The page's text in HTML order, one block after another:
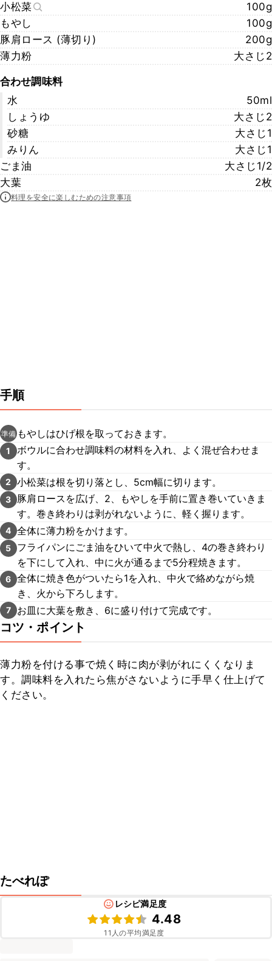
小松菜
100g
もやし
100g
豚肩ロース (薄切り)
200g
薄力粉
大さじ2
合わせ調味料
水
50ml
しょうゆ
大さじ2
砂糖
大さじ1
みりん
大さじ1
ごま油
大さじ1/2
大葉
2枚
料理を安全に楽しむための注意事項
手順
準備 もやしはひげ根を取っておきます。
1
ボウルに合わせ調味料の材料を入れ、よく混ぜ合わせま
す。
2 小松菜は根を切り落とし、5cm幅に切ります。
3
豚肩ロースを広げ、2、もやしを手前に置き巻いていきま
す。巻き終わりは剥がれないように、軽く握ります。
4 全体に薄力粉をかけます。
5
フライパンにごま油をひいて中火で熱し、4の巻き終わり
を下にして入れ、中に火が通るまで5分程焼きます。
6 全体に焼き色がついたら1を入れ、中火で絡めながら焼
き、火から下ろします。
7 お皿に大葉を敷き、6に盛り付けて完成です。
コツ・ポイント
薄力粉を付ける事で焼く時に肉が剥がれにくくなりま
す。調味料を入れたら焦がさないように手早く仕上げて
ください。
たべれぽ
レシピ満足度
4.48
11 人の平均満足度